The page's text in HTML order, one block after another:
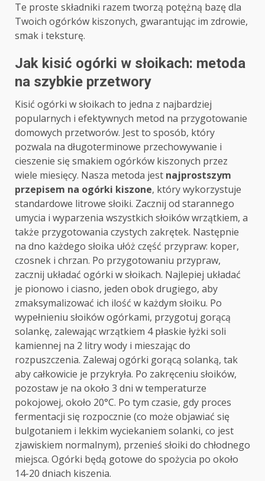
Te proste składniki razem tworzą potężną bazę dla
Twoich ogórków kiszonych, gwarantując im zdrowie,
smak i teksturę.
Jak kisić ogórki w słoikach: metoda
na szybkie przetwory
Kisić ogórki w słoikach to jedna z najbardziej
popularnych i efektywnych metod na przygotowanie
domowych przetworów. Jest to sposób, który
pozwala na długoterminowe przechowywanie i
cieszenie się smakiem ogórków kiszonych przez
wiele miesięcy. Nasza metoda jest najprostszym
przepisem na ogórki kiszone, który wykorzystuje
standardowe litrowe słoiki. Zacznij od starannego
umycia i wyparzenia wszystkich słoików wrzątkiem, a
także przygotowania czystych zakrętek. Następnie
na dno każdego słoika ułóż część przypraw: koper,
czosnek i chrzan. Po przygotowaniu przypraw,
zacznij układać ogórki w słoikach. Najlepiej układać
je pionowo i ciasno, jeden obok drugiego, aby
zmaksymalizować ich ilość w każdym słoiku. Po
wypełnieniu słoików ogórkami, przygotuj gorącą
solankę, zalewając wrzątkiem 4 płaskie łyżki soli
kamiennej na 2 litry wody i mieszając do
rozpuszczenia. Zalewaj ogórki gorącą solanką, tak
aby całkowicie je przykryła. Po zakręceniu słoików,
pozostaw je na około 3 dni w temperaturze
pokojowej, około 20°C. Po tym czasie, gdy proces
fermentacji się rozpocznie (co może objawiać się
bulgotaniem i lekkim wyciekaniem solanki, co jest
zjawiskiem normalnym), przenieś słoiki do chłodnego
miejsca. Ogórki będą gotowe do spożycia po około
14-20 dniach kiszenia.